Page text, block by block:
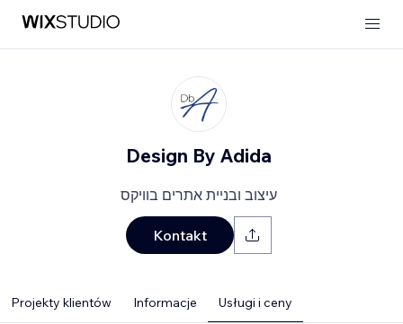
Design By Adida
עיצוב ובניית אתרים בוויקס
Kontakt
Projekty klientów Informacje Usługi i ceny